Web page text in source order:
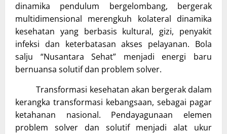
dinamika pendulum bergelombang, bergerak
multidimensional merengkuh kolateral dinamika
kesehatan yang berbasis kultural, gizi, penyakit
infeksi dan keterbatasan akses pelayanan. Bola
salju “Nusantara Sehat” menjadi energi baru
bernuansa solutif dan problem solver.
Transformasi kesehatan akan bergerak dalam
kerangka transformasi kebangsaan, sebagai pagar
ketahanan nasional. Pendayagunaan elemen
problem solver dan solutif menjadi alat ukur